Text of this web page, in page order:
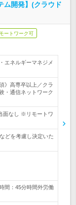
ム開発】(クラウド
ートワーク可
エネルギーマネジメ
》高専卒以上／クラ
・通信ネットワーク
面なし ※リモートワ
どを考慮し決定いた
間：45分時間外労働